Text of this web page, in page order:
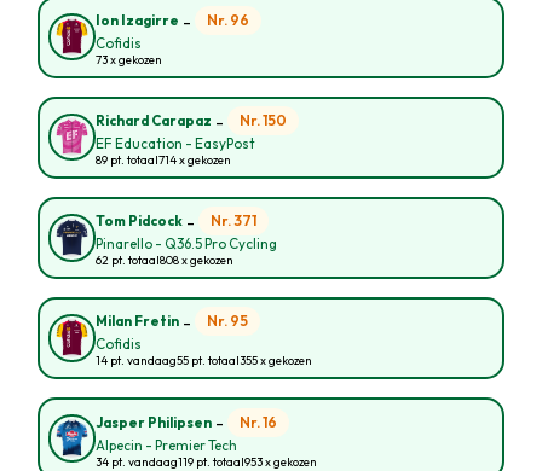
Ion Izagirre - Nr. 96
Cofidis
73 x gekozen
Richard Carapaz - Nr. 150
EF Education - EasyPost
89 pt. totaal714 x gekozen
Tom Pidcock - Nr. 371
Pinarello - Q36.5 Pro Cycling
62 pt. totaal808 x gekozen
Milan Fretin - Nr. 95
Cofidis
14 pt. vandaag55 pt. totaal355 x gekozen
Jasper Philipsen - Nr. 16
Alpecin - Premier Tech
34 pt. vandaag119 pt. totaal953 x gekozen